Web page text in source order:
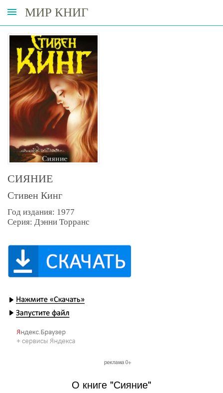
МИР КНИГ
СИЯНИЕ
Стивен Кинг
Год издания: 1977
Серия: Дэнни Торранс
О книге "Сияние"